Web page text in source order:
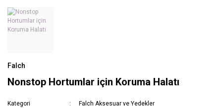
Falch
Nonstop Hortumlar için Koruma Halatı
Kategori
Falch Aksesuar ve Yedekler